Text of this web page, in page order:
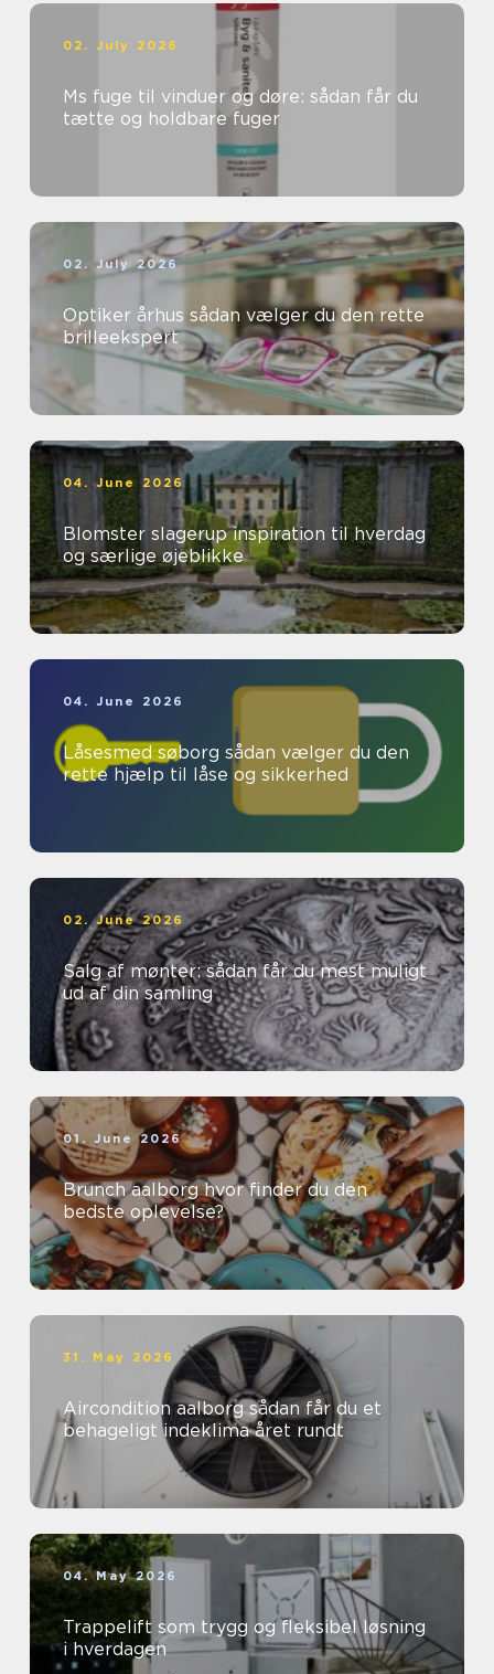
02. July 2026
Ms fuge til vinduer og døre: sådan får du
tætte og holdbare fuger
02. July 2026
Optiker århus sådan vælger du den rette
brilleekspert
04. June 2026
Blomster slagerup inspiration til hverdag
og særlige øjeblikke
04. June 2026
Låsesmed søborg sådan vælger du den
rette hjælp til låse og sikkerhed
02. June 2026
Salg af mønter: sådan får du mest muligt
ud af din samling
01. June 2026
Brunch aalborg hvor finder du den
bedste oplevelse?
31. May 2026
Aircondition aalborg sådan får du et
behageligt indeklima året rundt
04. May 2026
Trappelift som trygg og fleksibel løsning
i hverdagen